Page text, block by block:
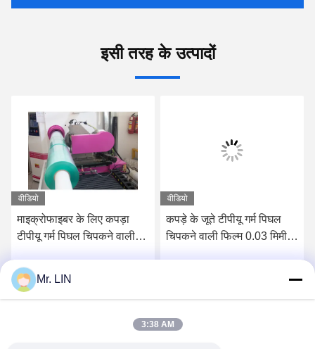
इसी तरह के उत्पादों
वीडियो
माइक्रोफाइबर के लिए कपड़ा
टीपीयू गर्म पिघल चिपकने वाली
सर्वोत्तम मूल्य प्राप्त करें
वीडियो
कपड़े के जूते टीपीयू गर्म पिघल
चिपकने वाली फिल्म 0.03 मिमी
Mr. LIN
3:38 AM